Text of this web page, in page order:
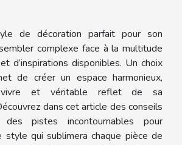
de décoration parfait pour son
complexe face à la multitude
d’inspirations disponibles. Un choix
de créer un espace harmonieux,
et véritable reflet de sa
dans cet article des conseils
pistes incontournables pour
style qui sublimera chaque pièce de